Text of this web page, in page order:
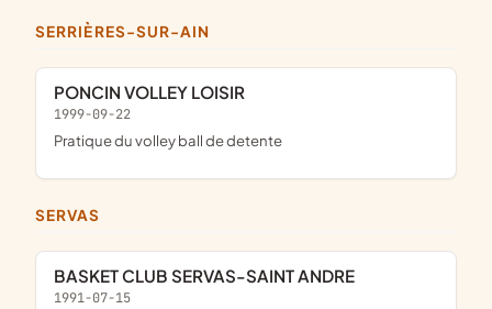
SERRIÈRES-SUR-AIN
PONCIN VOLLEY LOISIR
1999-09-22
pratique du volley ball de detente
SERVAS
BASKET CLUB SERVAS-SAINT ANDRE
1991-07-15